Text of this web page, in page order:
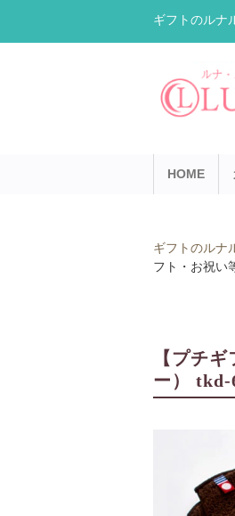
ギフトのルナ
HOME
ギフトのルナ
フト・お祝い
【プチ
ー） tkd-